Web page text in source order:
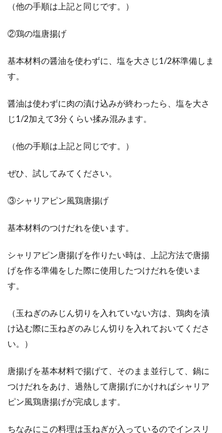
（他の手順は上記と同じです。）
②鶏の塩唐揚げ
基本材料の醤油を使わずに、塩を大さじ1/2杯準備しま
す。
醤油は使わずに肉の漬け込みが終わったら、塩を大さ
じ1/2加えて3分くらい揉み混みます。
（他の手順は上記と同じです。）
ぜひ、試してみてください。
③シャリアピン風鶏唐揚げ
基本材料のつけだれを使います。
シャリアピン唐揚げを作りたい時は、上記方法で唐揚
げを作る準備をした際に使用したつけだれを使いま
す。
（玉ねぎのみじん切りを入れていない方は、鶏肉を漬
け込む際に玉ねぎのみじん切りを入れておいてくださ
い。）
唐揚げを基本材料で揚げて、そのまま並行して、鍋に
つけだれをあけ、過熱して唐揚げにかければシャリア
ピン風鶏唐揚げが完成します。
ちなみにこの料理は玉ねぎが入っているのでインスリ